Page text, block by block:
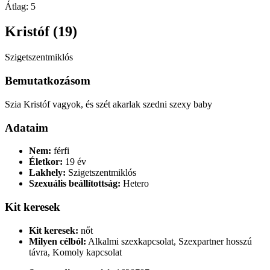
Átlag: 5
Kristóf (19)
Szigetszentmiklós
Bemutatkozásom
Szia Kristóf vagyok, és szét akarlak szedni szexy baby
Adataim
Nem: férfi
Életkor: 19 év
Lakhely: Szigetszentmiklós
Szexuális beállítottság: Hetero
Kit keresek
Kit keresek: nőt
Milyen célból: Alkalmi szexkapcsolat, Szexpartner hosszú
távra, Komoly kapcsolat